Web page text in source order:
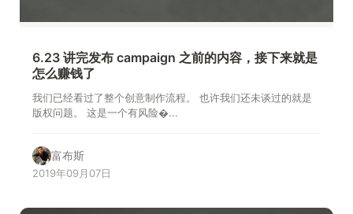
6.23 讲完发布 campaign 之前的内容，接下来就是
怎么赚钱了
我们已经看过了整个创意制作流程。 也许我们还未谈过的就是
版权问题。 这是一个有风险�...
富布斯
2019年09月07日